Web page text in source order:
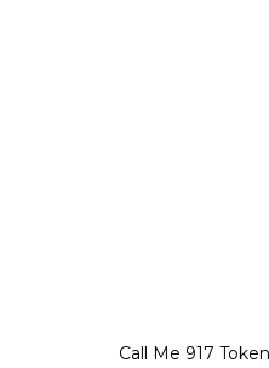
Call Me 917